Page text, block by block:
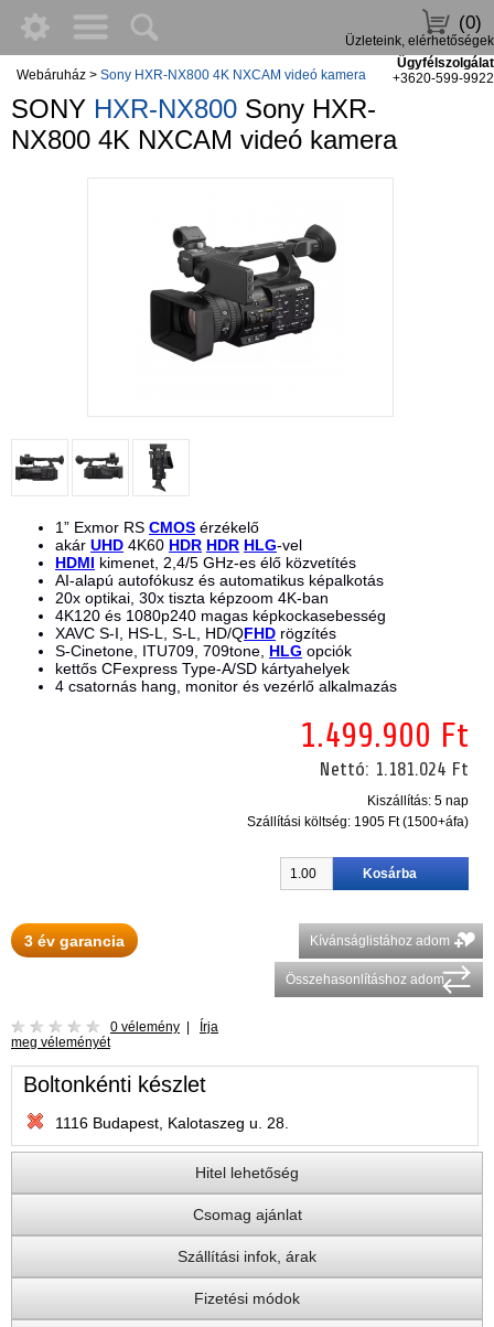
(0)
Üzleteink, elérhetőségek
Ügyfélszolgálat
+3620-599-9922
Webáruház > Sony HXR-NX800 4K NXCAM videó kamera
SONY HXR-NX800 Sony HXR-
NX800 4K NXCAM videó kamera
1” Exmor RS CMOS érzékelő
akár UHD 4K60 HDR HDR HLG-vel
HDMI kimenet, 2,4/5 GHz-es élő közvetítés
AI-alapú autofókusz és automatikus képalkotás
20x optikai, 30x tiszta képzoom 4K-ban
4K120 és 1080p240 magas képkockasebesség
XAVC S-I, HS-L, S-L, HD/QFHD rögzítés
S-Cinetone, ITU709, 709tone, HLG opciók
kettős CFexpress Type-A/SD kártyahelyek
4 csatornás hang, monitor és vezérlő alkalmazás
1.499.900 Ft
Nettó: 1.181.024 Ft
Kiszállítás: 5 nap
Szállítási költség: 1905 Ft (1500+áfa)
3 év garancia Kívánságlistához adom
Összehasonlításhoz adom
0 vélemény
Írja
meg véleményét
Boltonkénti készlet
1116 Budapest, Kalotaszeg u. 28.
Hitel lehetőség
Csomag ajánlat
Szállítási infok, árak
Fizetési módok